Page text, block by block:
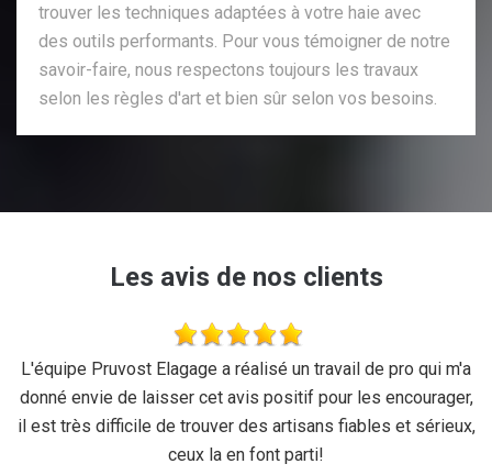
trouver les techniques adaptées à votre haie avec
des outils performants. Pour vous témoigner de notre
savoir-faire, nous respectons toujours les travaux
selon les règles d'art et bien sûr selon vos besoins.
Les avis de nos clients
L'équipe Pruvost Elagage a réalisé un travail de pro qui m'a
donné envie de laisser cet avis positif pour les encourager,
il est très difficile de trouver des artisans fiables et sérieux,
ceux la en font parti!